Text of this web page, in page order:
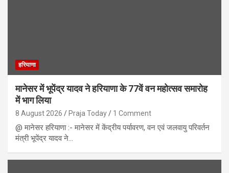
हरियाणा
मानेसर में भूपेंद्र यादव ने हरियाणा के 77वें वन महोत्सव समारोह
में भाग लिया
8 August 2026 Praja Today 1 Comment
@ मानेसर हरियाणा :- मानेसर में केंद्रीय पर्यावरण, वन एवं जलवायु परिवर्तन
मंत्री भूपेंद्र यादव ने…